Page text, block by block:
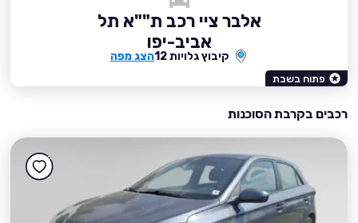
אלבר ציי רכב ת""א תל
אביב-יפו
קיבוץ גלויות 12 הצג מפה
פתוח בשבת
רכבים בקרבת הסוכנות